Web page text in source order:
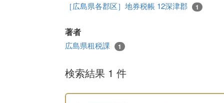
［広島県各郡区］地券税帳 12深津郡 1
著者
広島県租税課 1
検索結果 1 件